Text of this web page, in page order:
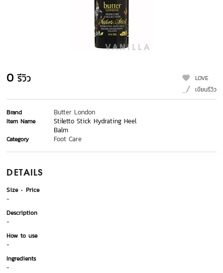
0 รีวิว
LOVE
เขียนรีวิว
Brand Butter London
Item Name
Stiletto Stick Hydrating Heel
Balm
Category Foot Care
DETAILS
Size
Price
-
Description
-
How to use
-
Ingredients
-